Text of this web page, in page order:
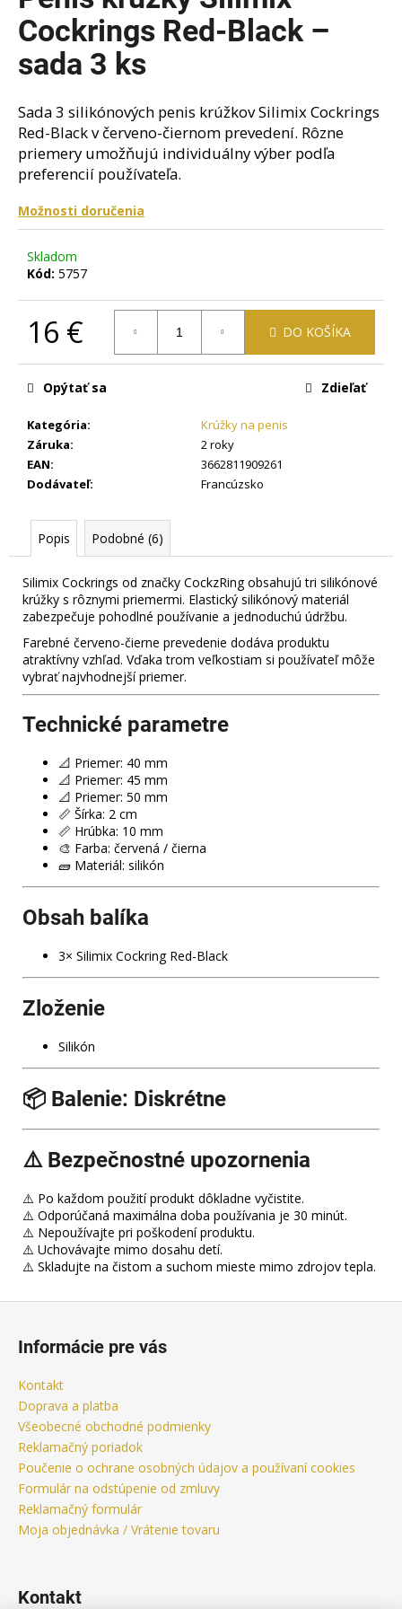
0,0
z
hviezdičiek.
Cockrings Red-Black –
sada 3 ks
Sada 3 silikónových penis krúžkov Silimix Cockrings
Red-Black v červeno-čiernom prevedení. Rôzne
priemery umožňujú individuálny výber podľa
preferencií používateľa.
Možnosti doručenia
Skladom
Kód: 5757
16 € DO KOŠÍKA
Kategória:
Krúžky na penis
Záruka:
2 roky
EAN:
3662811909261
Dodávateľ: Francúzsko
Opýtať sa Zdieľať
Popis Podobné (6)
Silimix Cockrings od značky CockzRingobsahujú tri silikónové
krúžky s rôznymi priemermi. Elastický silikónový materiál
zabezpečuje pohodlné používanie a jednoduchú údržbu.
Farebné červeno-čierne prevedenie dodáva produktu
atraktívny vzhľad. Vďaka trom veľkostiam si používateľ môže
vybrať najvhodnejší priemer.
Technické parametre
📐 Priemer: 40 mm
📐 Priemer: 45 mm
📐 Priemer: 50 mm
📏 Šírka: 2 cm
📏 Hrúbka: 10 mm
🎨 Farba: červená / čierna
🧱 Materiál: silikón
Obsah balíka
3× Silimix Cockring Red-Black
Zloženie
Silikón
📦 Balenie: Diskrétne
⚠️ Bezpečnostné upozornenia
⚠️ Po každom použití produkt dôkladne vyčistite.
⚠️ Odporúčaná maximálna doba používania je 30 minút.
⚠️ Nepoužívajte pri poškodení produktu.
⚠️ Uchovávajte mimo dosahu detí.
⚠️ Skladujte na čistom a suchom mieste mimo zdrojov tepla.
á
j
s
?
HĽADAŤ
d
r
m
POPPERS
RUSH
ML
MIX
–
AKČNÝ
BALÍČEK
6×10
ML
31
€
Informácie pre vás
Kontakt
Doprava a platba
Všeobecné obchodné podmienky
Reklamačný poriadok
Poučenie o ochrane osobných údajov a používaní cookies
Formulár na odstúpenie od zmluvy
Reklamačný formulár
Moja objednávka / Vrátenie tovaru
Kontakt